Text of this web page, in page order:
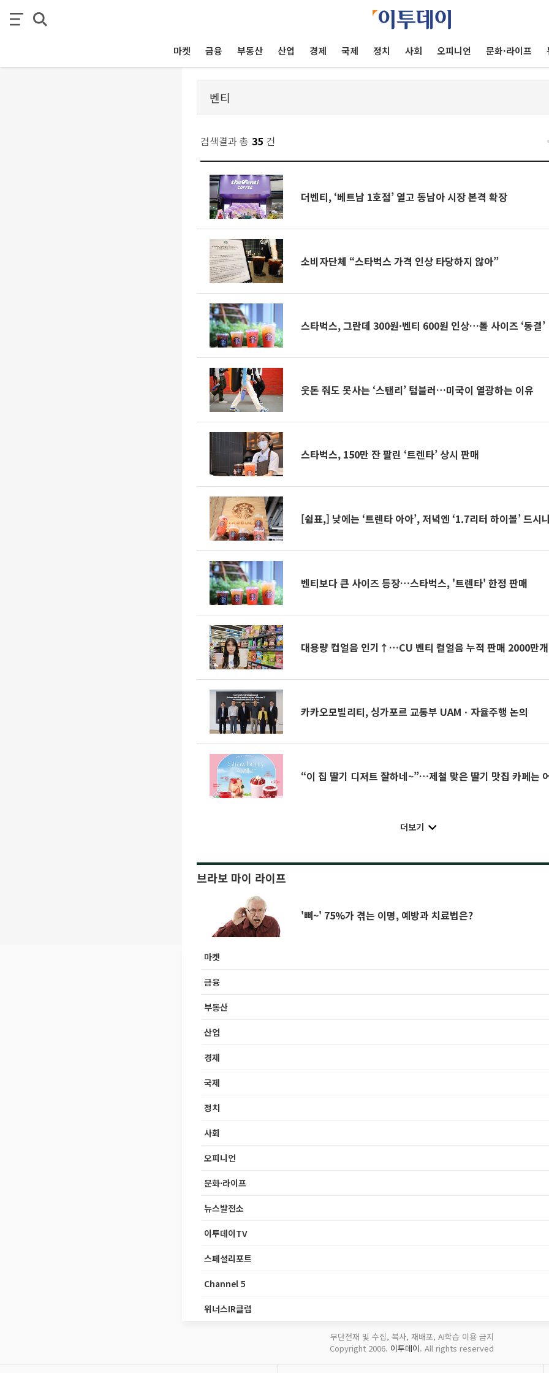
마켓 금융 부동산 산업 경제 국제 정치 사회 오피니언 문화·라이프
검색결과 총 35 건
더벤티, ‘베트남 1호점’ 열고 동남아 시장 본격 확장
소비자단체 “스타벅스 가격 인상 타당하지 않아”
스타벅스, 그란데 300원·벤티 600원 인상…톨 사이즈 ‘동결’
웃돈 줘도 못사는 ‘스탠리’ 텀블러…미국이 열광하는 이유
스타벅스, 150만 잔 팔린 ‘트렌타’ 상시 판매
[쉼표,] 낮에는 ‘트렌타 아아’, 저녁엔 ‘1.7리터 하이볼’ 드시
벤티보다 큰 사이즈 등장…스타벅스, '트렌타' 한정 판매
대용량 컵얼음 인기↑…CU 벤티 컬얼음 누적 판매 2000만
카카오모빌리티, 싱가포르 교통부 UAMㆍ자율주행 논의
“이 집 딸기 디저트 잘하네~”…제철 맞은 딸기 맛집 카페는
더보기
브라보 마이 라이프
'삐~' 75%가 겪는 이명, 예방과 치료법은?
마켓
금융
부동산
산업
경제
국제
정치
사회
오피니언
문화·라이프
뉴스발전소
이투데이TV
스페셜리포트
Channel 5
위너스IR클럽
무단전재 및 수집, 복사, 재배포, AI학습 이용 금지
Copyright 2006. 이투데이. All rights reserved